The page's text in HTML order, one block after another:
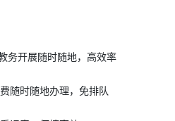
务开展随时随地，高效率
随时随地办理，免排队